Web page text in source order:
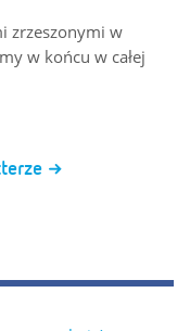
zrzeszonymi w
w końcu w całej